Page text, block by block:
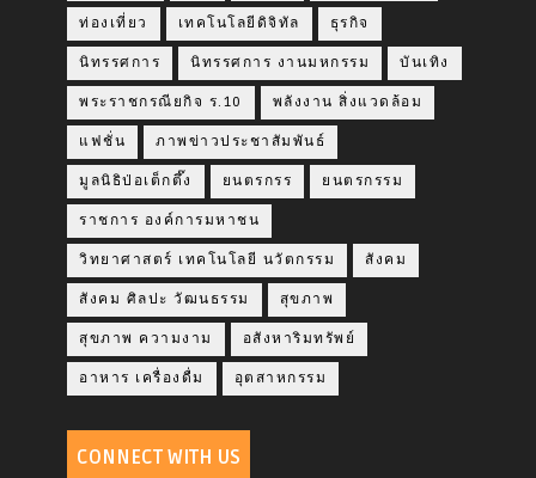
ท่องเที่ยว เทคโนโลยีดิจิทัล ธุรกิจ
นิทรรศการ นิทรรศการ งานมหกรรม บันเทิง
พระราชกรณียกิจ ร.10 พลังงาน สิ่งแวดล้อม
แฟชั่น ภาพข่าวประชาสัมพันธ์
มูลนิธิป่อเต็กตึ๊ง ยนตรกรร ยนตรกรรม
ราชการ องค์การมหาชน
วิทยาศาสตร์ เทคโนโลยี นวัตกรรม สังคม
สังคม ศิลปะ วัฒนธรรม สุขภาพ
สุขภาพ ความงาม อสังหาริมทรัพย์
อาหาร เครื่องดื่ม อุตสาหกรรม
CONNECT WITH US